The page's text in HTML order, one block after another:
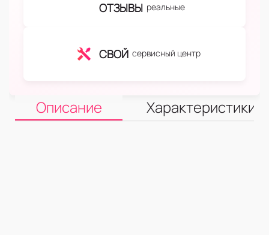
ОТЗЫВЫ реальные
СВОЙ сервисный центр
Описание Характеристики